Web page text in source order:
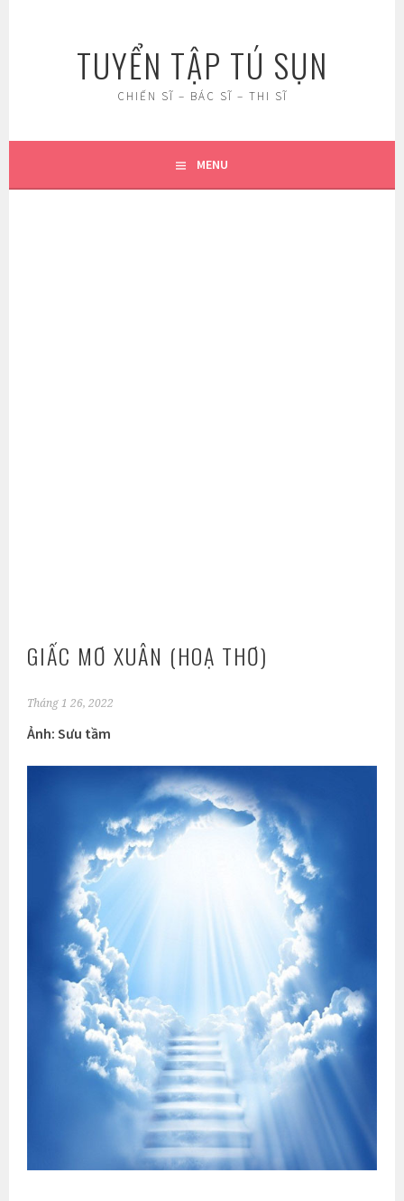
TUYỂN TẬP TÚ SỤN
CHIẾN SĨ – BÁC SĨ – THI SĨ
MENU
GIẤC MƠ XUÂN (HOẠ THƠ)
Tháng 1 26, 2022
Ảnh: Sưu tầm